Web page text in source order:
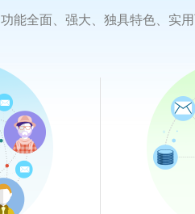
功能全面、强大、独具特色、实